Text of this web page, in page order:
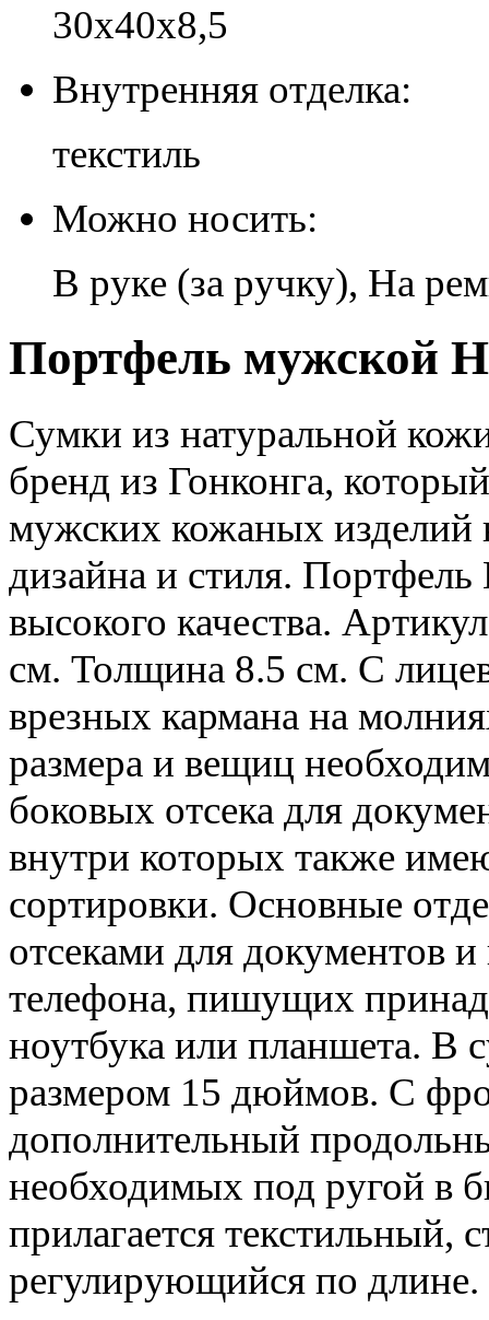
30х40х8,5
Внутренняя отделка:
текстиль
Можно носить:
В руке (за ручку), На
Портфель мужской
Сумки из натуральной
бренд из Гонконга,
мужских кожаных изделий
дизайна и стиля.
высокого качества.
см. Толщина 8.5 см. С
врезных кармана на
размера и вещиц
боковых отсека для
внутри которых также
сортировки. Основные
отсеками для документов
телефона, пишущих
ноутбука или планшета. В
размером 15 дюймов. С
дополнительный
необходимых под ругой в
прилагается текстильный,
регулирующийся по длине.